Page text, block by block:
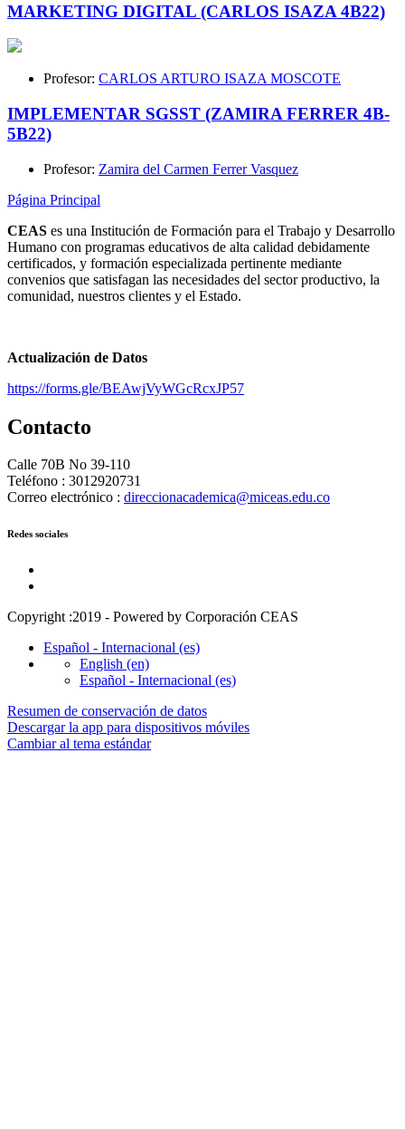
MARKETING DIGITAL (CARLOS ISAZA 4B22)
Profesor: CARLOS ARTURO ISAZA MOSCOTE
IMPLEMENTAR SGSST (ZAMIRA FERRER 4B-
5B22)
Profesor: Zamira del Carmen Ferrer Vasquez
Página Principal
CEAS es una Institución de Formación para el Trabajo y Desarrollo
Humano con programas educativos de alta calidad debidamente
certificados, y formación especializada pertinente mediante
convenios que satisfagan las necesidades del sector productivo, la
comunidad, nuestros clientes y el Estado.
Actualización de Datos
https://forms.gle/BEAwjVyWGcRcxJP57
Contacto
Calle 70B No 39-110
Teléfono : 3012920731
Correo electrónico : direccionacademica@miceas.edu.co
Redes sociales
Copyright :2019 - Powered by Corporación CEAS
Español - Internacional ‎(es)‎
English ‎(en)‎
Español - Internacional ‎(es)‎
Resumen de conservación de datos
Descargar la app para dispositivos móviles
Cambiar al tema estándar